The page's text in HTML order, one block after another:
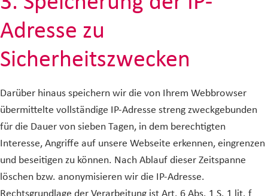
Adresse zu
Sicherheitszwecken
Darüber hinaus speichern wir die von Ihrem Webbrowser
übermittelte vollständige IP-Adresse streng zweckgebunden
für die Dauer von sieben Tagen, in dem berechtigten
Interesse, Angriffe auf unsere Webseite erkennen, eingrenzen
und beseitigen zu können. Nach Ablauf dieser Zeitspanne
löschen bzw. anonymisieren wir die IP-Adresse.